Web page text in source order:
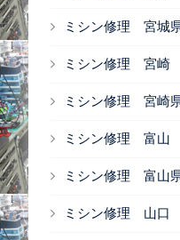
ミシン修理 宮城
ミシン修理 宮崎
ミシン修理 宮崎
ミシン修理 富山
ミシン修理 富山
ミシン修理 山口